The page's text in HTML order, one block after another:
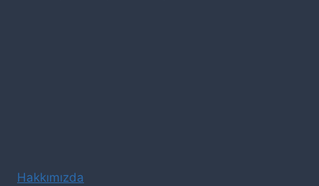
Hakkımızda